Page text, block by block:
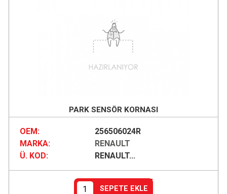
PARK SENSÖR KORNASI
OEM:
256506024R
MARKA:
RENAULT
Ü. KOD:
RENAULT...
SEPETE EKLE